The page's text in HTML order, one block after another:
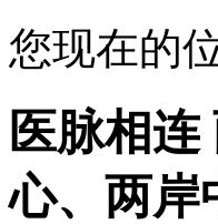
您现在的
医脉相
心、两岸